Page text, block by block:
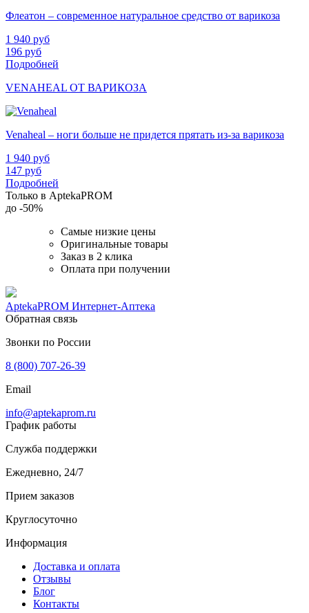
Флеатон – современное натуральное средство от варикоза
1 940 руб
196 руб
Подробней
VENAHEAL ОТ ВАРИКОЗА
Venaheal – ноги больше не придется прятать из-за варикоза
1 940 руб
147 руб
Подробней
Только в AptekaPROM
до -50%
Самые низкие цены
Оригинальные товары
Заказ в 2 клика
Оплата при получении
AptekaPROM Интернет-Аптека
Обратная связь
Звонки по России
8 (800) 707-26-39
Email
info@aptekaprom.ru
График работы
Служба поддержки
Ежедневно, 24/7
Прием заказов
Круглосуточно
Информация
Доставка и оплата
Отзывы
Блог
Контакты